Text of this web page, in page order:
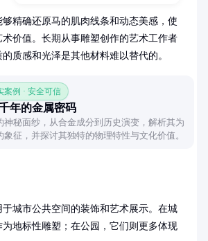
精确还原马的肌肉线条和动态美感，使
术价值。长期从事雕塑创作的艺术工作者
质感和光泽是其他材料难以替代的。
案例 · 安全可信
年的金属密码
神秘面纱，从合金成分到历史演变，解析其为
征，并探讨其独特的物理特性与文化价值。
城市公共空间的装饰和艺术展示。在城
地标性雕塑；在公园，它们则更多体现